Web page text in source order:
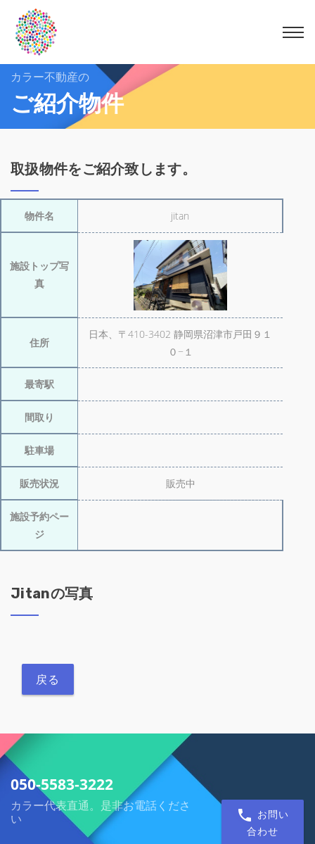
カラー不動産の
ご紹介物件
取扱物件をご紹介致します。
物件名 jitan
施設トップ写
真
住所
日本、〒410-3402 静岡県沼津市戸田９１
０−１
最寄駅
間取り
駐車場
販売状況 販売中
施設予約ペー
ジ
Jitanの写真
戻る
050-5583-3222
カラー代表直通。是非お電話くださ
い
お問い
合わせ